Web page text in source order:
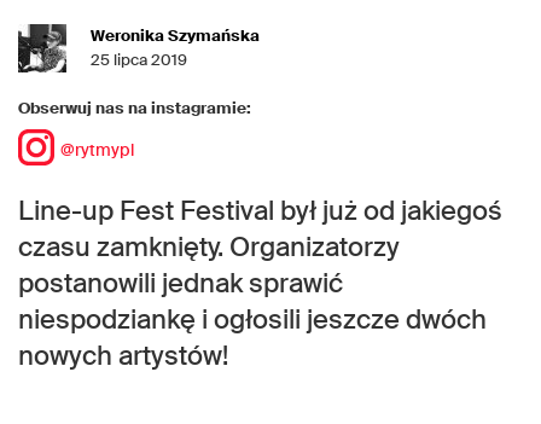
Weronika Szymańska
25 lipca 2019
Obserwuj nas na instagramie:
@rytmypl
Line-up Fest Festival był już od jakiegoś
czasu zamknięty. Organizatorzy
postanowili jednak sprawić
niespodziankę i ogłosili jeszcze dwóch
nowych artystów!